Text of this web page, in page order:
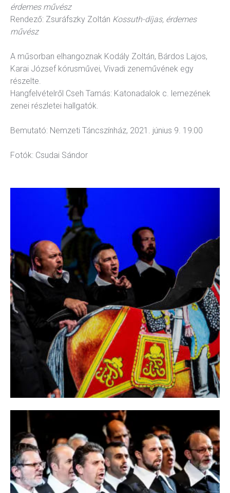
érdemes művész
Rendező: Zsuráfszky Zoltán Kossuth-díjas, érdemes
művész
A műsorban elhangoznak Kodály Zoltán, Bárdos Lajos,
Karai József kórusművei, Vivadi zeneművének egy
részelte.
Hangfelvételről Cseh Tamás: Katonadalok c. lemezének
zenei részletei hallgatók.
Bemutató: Nemzeti Táncszínház, 2021. június 9. 19:00
Fotók: Csudai Sándor